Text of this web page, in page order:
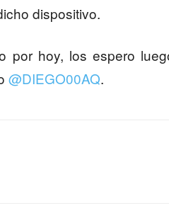
dispositivo.
por hoy, los espero
@DIEGO00AQ.